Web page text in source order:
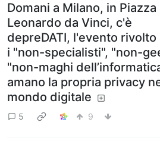
Domani a Milano, in Piazza
Leonardo da Vinci, c'è
depreDATI, l'evento rivolto
i "non-specialisti", "non-
"non-maghi
amano la propria privacy
mondo digitale
5 9